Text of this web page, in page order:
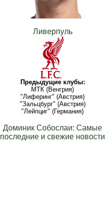
Ливерпуль
Предыдущие клубы:
МТК (Венгрия)
"Лиферинг" (Австрия)
"Зальцбург" (Австрия)
"Лейпциг" (Германия)
Доминик Собослаи: Самые
последние и свежие новости